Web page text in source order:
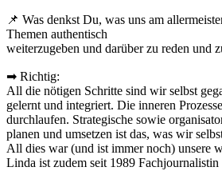
📌 Was denkst Du, was uns am
Themen authentisch
weiterzugeben und darüber zu reden und
➡ Richtig:
All die nötigen Schritte sind wir selbst
gelernt und integriert. Die inneren
durchlaufen. Strategische sowie
planen und umsetzen ist das, was wir
All dies war (und ist immer noch) unsere
Linda ist zudem seit 1989